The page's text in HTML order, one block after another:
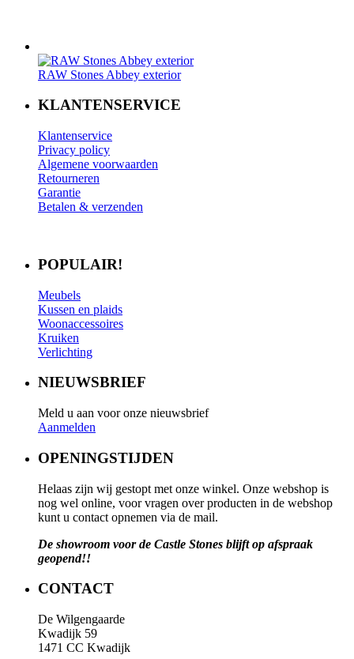
RAW Stones Abbey exterior
KLANTENSERVICE
Klantenservice
Privacy policy
Algemene voorwaarden
Retourneren
Garantie
Betalen & verzenden
POPULAIR!
Meubels
Kussen en plaids
Woonaccessoires
Kruiken
Verlichting
NIEUWSBRIEF
Meld u aan voor onze nieuwsbrief
Aanmelden
OPENINGSTIJDEN
Helaas zijn wij gestopt met onze winkel. Onze webshop is
nog wel online, voor vragen over producten in de webshop
kunt u contact opnemen via de mail.
De showroom voor de Castle Stones blijft op afspraak
geopend!!
CONTACT
De Wilgengaarde
Kwadijk 59
1471 CC Kwadijk